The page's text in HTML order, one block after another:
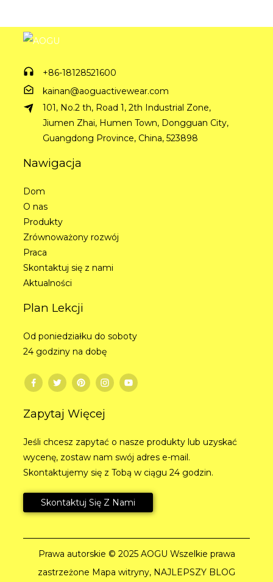
+86-18128521600
kainan@aoguactivewear.com
101, No.2 th, Road 1, 2th Industrial Zone,
Jiumen Zhai, Humen Town, Dongguan City,
Guangdong Province, China, 523898
Nawigacja
Dom
O nas
Produkty
Zrównoważony rozwój
Praca
Skontaktuj się z nami
Aktualności
Plan Lekcji
Od poniedziałku do soboty
24 godziny na dobę
Zapytaj Więcej
Jeśli chcesz zapytać o nasze produkty lub uzyskać
wycenę, zostaw nam swój adres e-mail.
Skontaktujemy się z Tobą w ciągu 24 godzin.
Skontaktuj Się Z Nami
Prawa autorskie © 2025 AOGU Wszelkie prawa
zastrzeżone Mapa witryny, NAJLEPSZY BLOG